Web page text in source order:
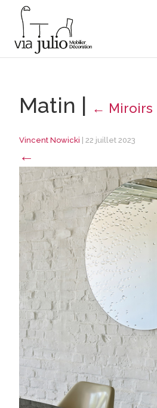
Matin | ← Miroirs
Vincent Nowicki 22 juillet 2023
←